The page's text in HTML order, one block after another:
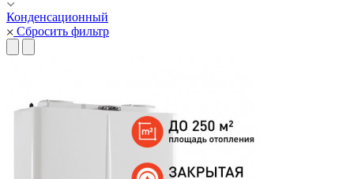
Конденсационный
Сбросить фильтр